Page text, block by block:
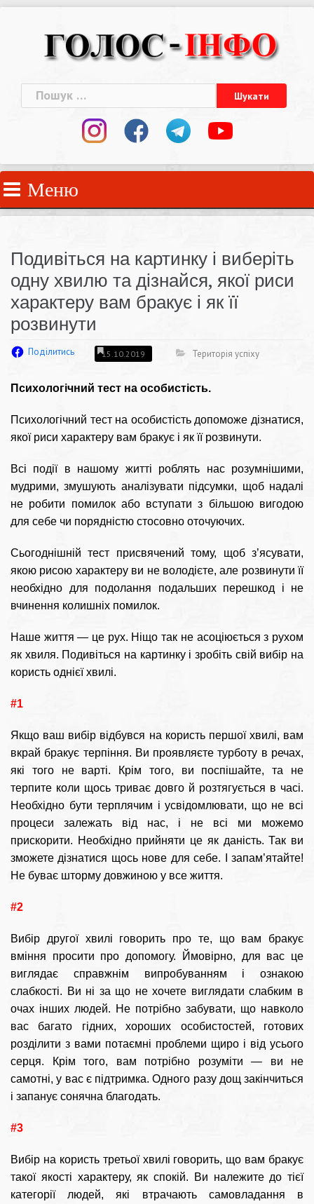
Пошук:
Меню
Подивіться на картинку і виберіть
одну хвилю та дізнайся, якої риси
характеру вам бракує і як її
розвинути
Поділитись 15.10.2019 Територія успіху
Психологічний тест на особистість.
Психологічний тест на особистість допоможе дізнатися,
якої риси характеру вам бракує і як її розвинути.
Всі події в нашому житті роблять нас розумнішими,
мудрими, змушують аналізувати підсумки, щоб надалі
не робити помилок або вступати з більшою вигодою
для себе чи порядністю стосовно оточуючих.
Сьогоднішній тест присвячений тому, щоб з’ясувати,
якою рисою характеру ви не володієте, але розвинути її
необхідно для подолання подальших перешкод і не
вчинення колишніх помилок.
Наше життя — це рух. Ніщо так не асоціюється з рухом
як хвиля. Подивіться на картинку і зробіть свій вибір на
користь однієї хвилі.
#1
Якщо ваш вибір відбувся на користь першої хвилі, вам
вкрай бракує терпіння. Ви проявляєте турботу в речах,
які того не варті. Крім того, ви поспішайте, та не
терпите коли щось триває довго й розтягується в часі.
Необхідно бути терплячим і усвідомлювати, що не всі
процеси залежать від нас, і не всі ми можемо
прискорити. Необхідно прийняти це як даність. Так ви
зможете дізнатися щось нове для себе. І запам’ятайте!
Не буває шторму довжиною у все життя.
#2
Вибір другої хвилі говорить про те, що вам бракує
вміння просити про допомогу. Ймовірно, для вас це
виглядає справжнім випробуванням і ознакою
слабкості. Ви ні за що не хочете виглядати слабким в
очах інших людей. Не потрібно забувати, що навколо
вас багато гідних, хороших особистостей, готових
розділити з вами потаємні проблеми щиро і від усього
серця. Крім того, вам потрібно розуміти — ви не
самотні, у вас є підтримка. Одного разу дощ закінчиться
і запанує сонячна благодать.
#3
Вибір на користь третьої хвилі говорить, що вам бракує
такої якості характеру, як спокій. Ви належите до тієї
категорії людей, які втрачають самовладання в